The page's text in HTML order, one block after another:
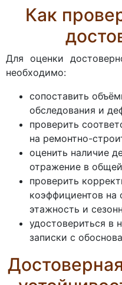
Как
Для оценки
необходимо:
сопоставить
обследования и
проверить
на ремонтно-
оценить наличие
отражение в
проверить
коэффициентов на
этажность и
удостовериться в
записки с